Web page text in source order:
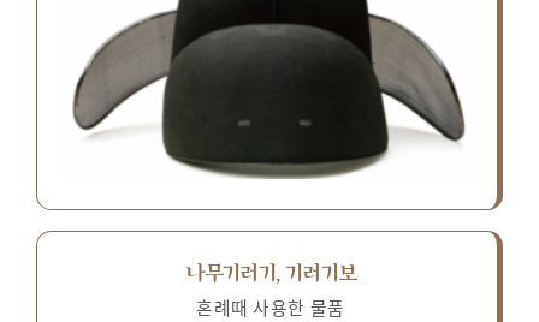
나무기러기, 기러기보
혼례때 사용한 물품